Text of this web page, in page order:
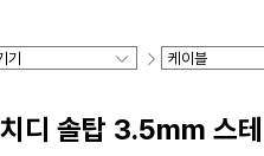
치디 솔탑 3.5mm